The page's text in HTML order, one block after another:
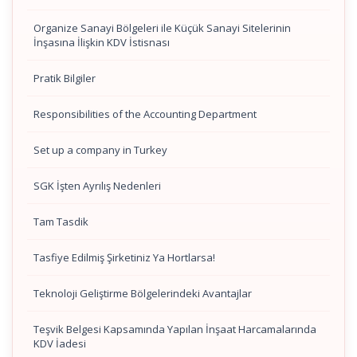
Organize Sanayi Bölgeleri ile Küçük Sanayi Sitelerinin
İnşasına İlişkin KDV İstisnası
Pratik Bilgiler
Responsibilities of the Accounting Department
Set up a company in Turkey
SGK İşten Ayrılış Nedenleri
Tam Tasdik
Tasfiye Edilmiş Şirketiniz Ya Hortlarsa!
Teknoloji Geliştirme Bölgelerindeki Avantajlar
Teşvik Belgesi Kapsamında Yapılan İnşaat Harcamalarında
KDV İadesi